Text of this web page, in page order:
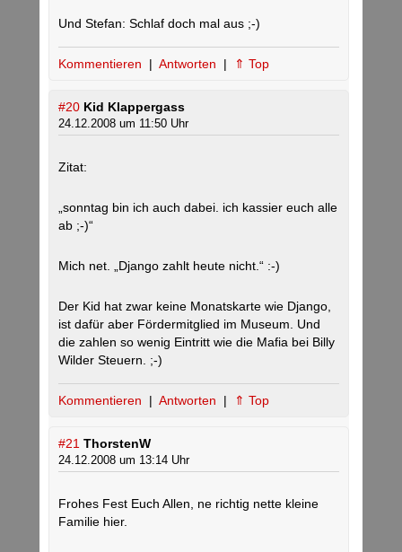
Und Stefan: Schlaf doch mal aus ;-)
Kommentieren | Antworten | ⇑ Top
#20 Kid Klappergass
24.12.2008 um 11:50 Uhr
Zitat:
„sonntag bin ich auch dabei. ich kassier euch alle
ab ;-)“
Mich net. „Django zahlt heute nicht.“ :-)
Der Kid hat zwar keine Monatskarte wie Django,
ist dafür aber Fördermitglied im Museum. Und
die zahlen so wenig Eintritt wie die Mafia bei Billy
Wilder Steuern. ;-)
Kommentieren | Antworten | ⇑ Top
#21 ThorstenW
24.12.2008 um 13:14 Uhr
Frohes Fest Euch Allen, ne richtig nette kleine
Familie hier.